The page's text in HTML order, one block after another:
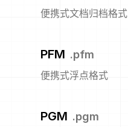
便携式文档归档格式
PFM .pfm
便携式浮点格式
PGM .pgm